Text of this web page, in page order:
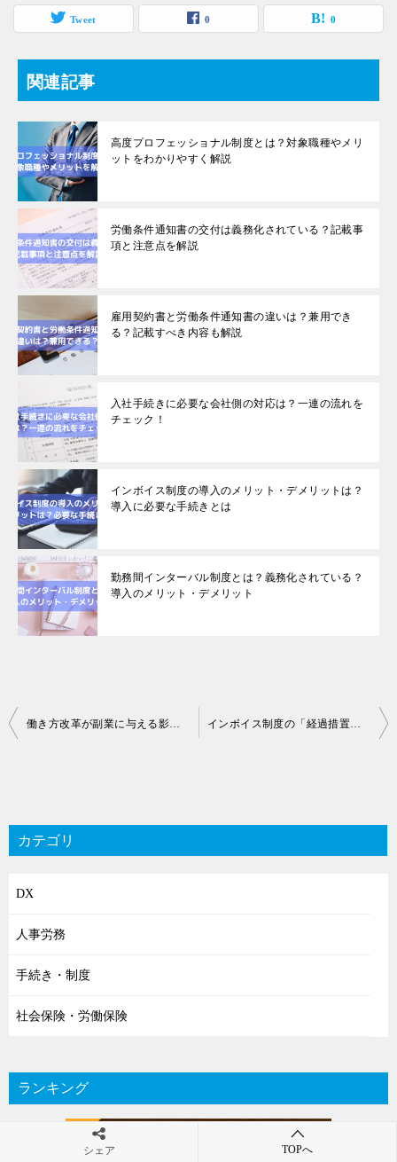
Tweet 0 0
関連記事
高度プロフェッショナル制度とは？対象職種やメリ
ットをわかりやすく解説
労働条件通知書の交付は義務化されている？記載事
項と注意点を解説
雇用契約書と労働条件通知書の違いは？兼用でき
る？記載すべき内容も解説
入社手続きに必要な会社側の対応は？一連の流れを
チェック！
インボイス制度の導入のメリット・デメリットは？
導入に必要な手続きとは
勤務間インターバル制度とは？義務化されている？
導入のメリット・デメリット
投
ゲ
シ
働き方改革が副業に与える影響は？企業が解禁する上で注意すべき点とは インボイス制度の「経過措置」とは？経過措置期間を有効活用する方法
DX
人事労務
手続き・制度
社会保険・労働保険
ランキング
シェア TOPへ